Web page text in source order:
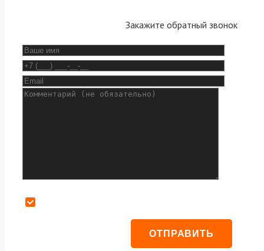
Закажите обратный звонок